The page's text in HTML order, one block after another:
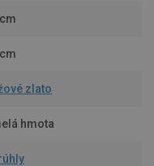
zlato
hmota